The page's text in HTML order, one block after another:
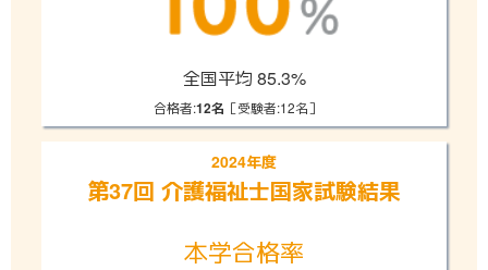
全国平均 85.3%
合格者:12名 ［受験者:12名］
2024年度
第37回 介護福祉士国家試験結果
本学合格率